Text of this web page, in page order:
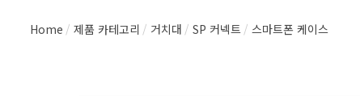
Home 제품 카테고리 거치대 SP 커넥트 스마트폰 케이스